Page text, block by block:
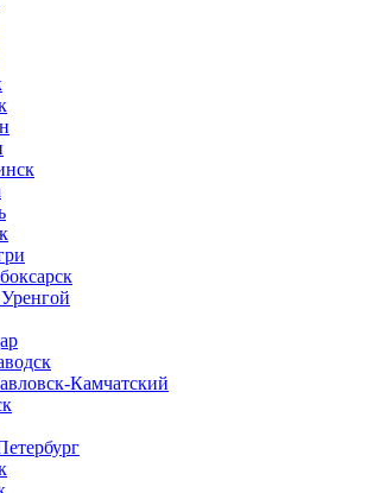
Камчатский